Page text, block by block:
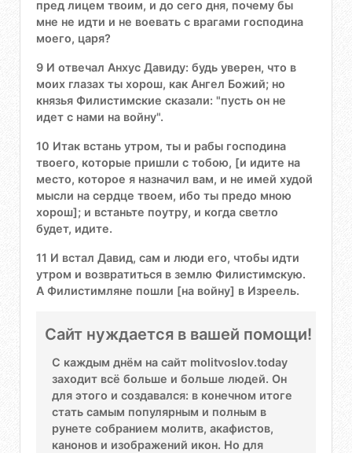
пред лицем твоим, и до сего дня, почему бы
мне не идти и не воевать с врагами господина
моего, царя?
9 И отвечал Анхус Давиду: будь уверен, что в
моих глазах ты хорош, как Ангел Божий; но
князья Филистимские сказали: "пусть он не
идет с нами на войну".
10 Итак встань утром, ты и рабы господина
твоего, которые пришли с тобою, [и идите на
место, которое я назначил вам, и не имей худой
мысли на сердце твоем, ибо ты предо мною
хорош]; и встаньте поутру, и когда светло
будет, идите.
11 И встал Давид, сам и люди его, чтобы идти
утром и возвратиться в землю Филистимскую.
А Филистимляне пошли [на войну] в Изреель.
Сайт нуждается в вашей помощи!
С каждым днём на сайт molitvoslov.today
заходит всё больше и больше людей. Он
для этого и создавался: в конечном итоге
стать самым популярным и полным в
рунете собранием молитв, акафистов,
канонов и изображений икон. Но для